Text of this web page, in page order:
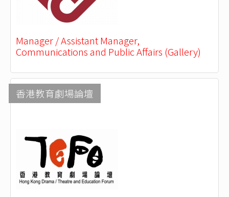
Manager / Assistant Manager,
Communications and Public Affairs (Gallery)
香港教育劇場論壇